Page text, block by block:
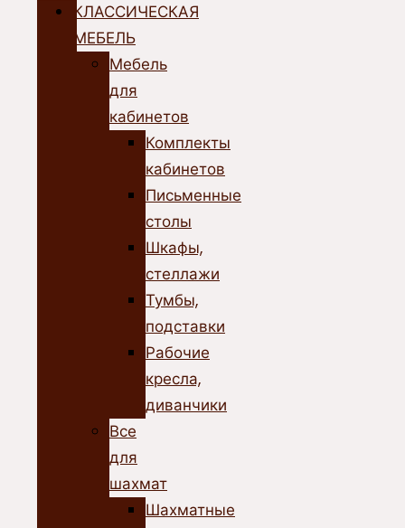
КЛАССИЧЕСКАЯ
МЕБЕЛЬ
Мебель
для
кабинетов
Комплекты
кабинетов
Письменные
столы
Шкафы,
стеллажи
Тумбы,
подставки
Рабочие
кресла,
диванчики
Все
для
шахмат
Шахматные